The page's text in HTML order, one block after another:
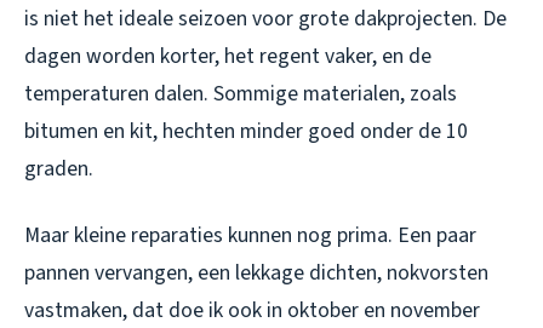
is niet het ideale seizoen voor grote dakprojecten. De
dagen worden korter, het regent vaker, en de
temperaturen dalen. Sommige materialen, zoals
bitumen en kit, hechten minder goed onder de 10
graden.
Maar kleine reparaties kunnen nog prima. Een paar
pannen vervangen, een lekkage dichten, nokvorsten
vastmaken, dat doe ik ook in oktober en november